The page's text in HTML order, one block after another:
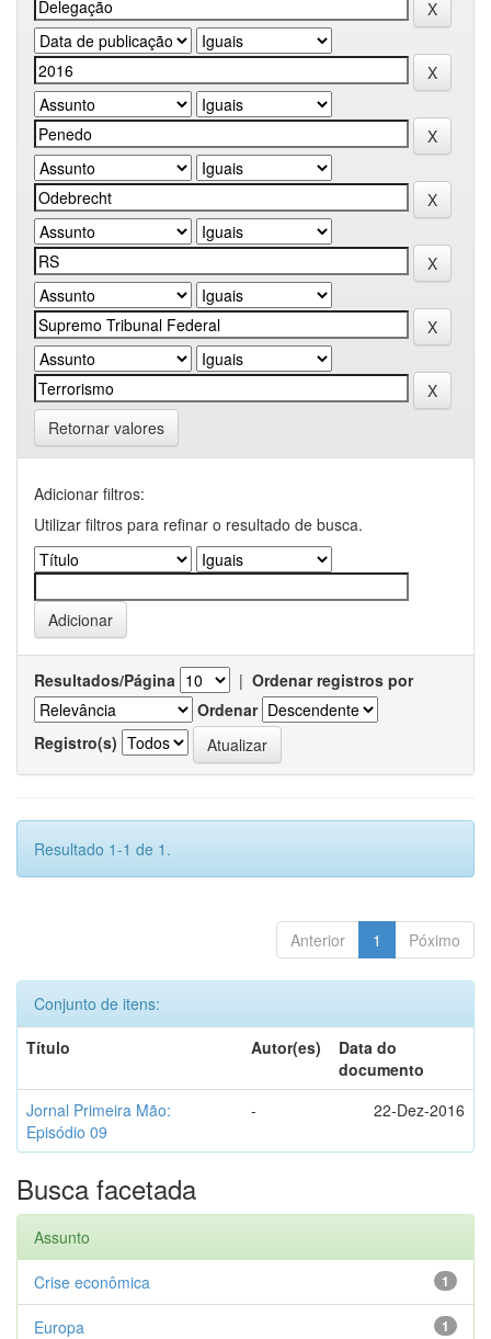
Retornar valores
Adicionar filtros:
Utilizar filtros para refinar o resultado de busca.
Resultados/Página | Ordenar registros por
Ordenar
Registro(s)
Resultado 1-1 de 1.
Anterior 1 Póximo
Conjunto de itens:
Título
Autor(es)
Data do
documento
Jornal Primeira Mão:
Episódio 09
- 22-Dez-2016
Busca facetada
Assunto
1
Crise econômica
1
Europa